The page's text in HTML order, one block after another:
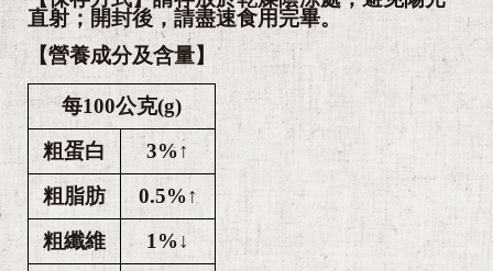
直射；開封後，請盡速食用完畢。
【營養成分及含量】
每100公克(g)
粗蛋白
3%↑
粗脂肪
0.5%↑
粗纖維
1%↓